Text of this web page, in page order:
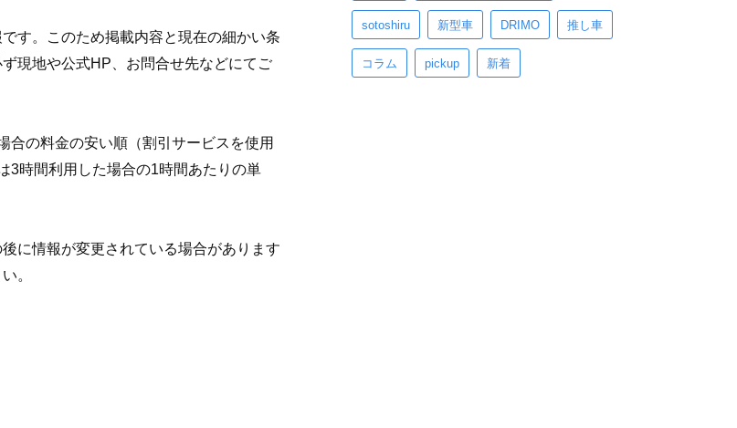
す。このため掲載内容と現在の細かい条
現地や公式HP、お問合せ先などにてご
合の料金の安い順（割引サービスを使用
3時間利用した場合の1時間あたりの単
に情報が変更されている場合があります
。
sotoshiru 新型車 DRIMO 推し車
コラム pickup 新着